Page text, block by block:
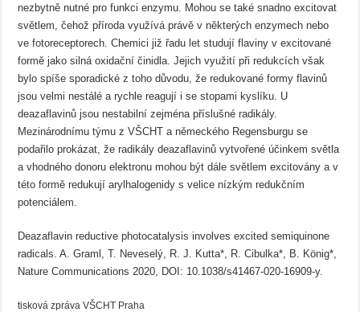
nezbytně nutné pro funkci enzymu. Mohou se také snadno excitovat
světlem, čehož příroda využívá právě v některých enzymech nebo
ve fotoreceptorech. Chemici již řadu let studují flaviny v excitované
formě jako silná oxidační činidla. Jejich využití při redukcích však
bylo spíše sporadické z toho důvodu, že redukované formy flavinů
jsou velmi nestálé a rychle reagují i se stopami kyslíku. U
deazaflavinů jsou nestabilní zejména příslušné radikály.
Mezinárodnímu týmu z VŠCHT a německého Regensburgu se
podařilo prokázat, že radikály deazaflavinů vytvořené účinkem světla
a vhodného donoru elektronu mohou být dále světlem excitovány a v
této formě redukují arylhalogenidy s velice nízkým redukčním
potenciálem.
Deazaflavin reductive photocatalysis involves excited semiquinone
radicals. A. Graml, T. Neveselý, R. J. Kutta*, R. Cibulka*, B. König*,
Nature Communications 2020, DOI: 10.1038/s41467-020-16909-y.
tisková zpráva VŠCHT Praha